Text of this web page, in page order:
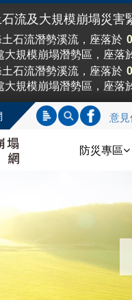
流及大規模崩塌災害
土石流潛勢溪流，座落於 0
大規模崩塌潛勢區，座落
土石流潛勢溪流，座落於 0
大規模崩塌潛勢區，座落
標題查詢內文查詢
連結
意見
防災專區